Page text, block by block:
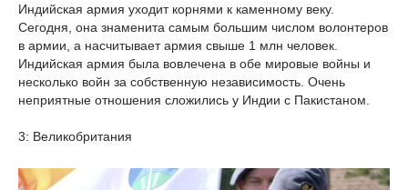
Индийская армия уходит корнями к каменному веку.
Сегодня, она знаменита самым большим числом волонтеров
в армии, а насчитывает армия свыше 1 млн человек.
Индийская армия была вовлечена в обе мировые войны и
несколько войн за собственную независимость. Очень
неприятные отношения сложились у Индии с Пакистаном.
3: Великобритания